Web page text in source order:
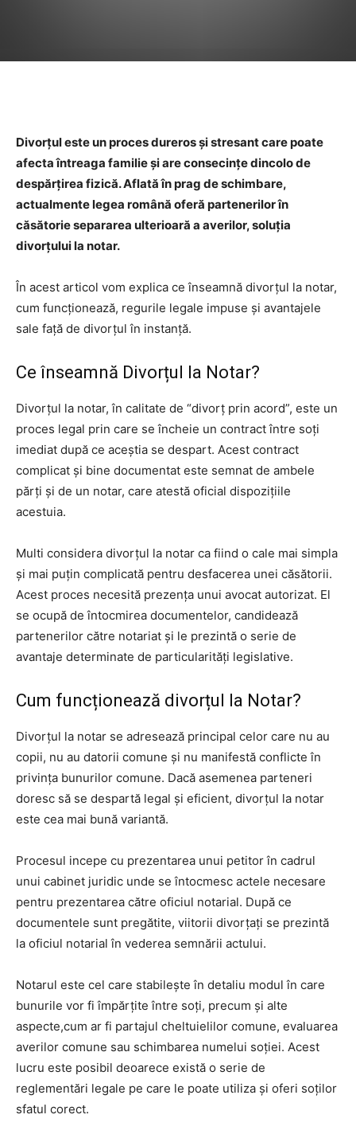
Divorțul este un proces dureros și stresant care poate
afecta întreaga familie și are consecințe dincolo de
despărțirea fizică. Aflată în prag de schimbare,
actualmente legea română oferă partenerilor în
căsătorie separarea ulterioară a averilor, soluția
divorțului la notar.
În acest articol vom explica ce înseamnă divorțul la notar,
cum funcționează, regurile legale impuse și avantajele
sale față de divorțul în instanță.
Ce înseamnă Divorțul la Notar?
Divorțul la notar, în calitate de “divorț prin acord”, este un
proces legal prin care se încheie un contract între soți
imediat după ce aceștia se despart. Acest contract
complicat și bine documentat este semnat de ambele
părți și de un notar, care atestă oficial dispozițiile
acestuia.
Multi considera divorțul la notar ca fiind o cale mai simpla
și mai puțin complicată pentru desfacerea unei căsătorii.
Acest proces necesită prezența unui avocat autorizat. El
se ocupă de întocmirea documentelor, candidează
partenerilor către notariat și le prezintă o serie de
avantaje determinate de particularități legislative.
Cum funcționează divorțul la Notar?
Divorțul la notar se adresează principal celor care nu au
copii, nu au datorii comune și nu manifestă conflicte în
privința bunurilor comune. Dacă asemenea parteneri
doresc să se despartă legal și eficient, divorțul la notar
este cea mai bună variantă.
Procesul incepe cu prezentarea unui petitor în cadrul
unui cabinet juridic unde se întocmesc actele necesare
pentru prezentarea către oficiul notarial. După ce
documentele sunt pregătite, viitorii divorțați se prezintă
la oficiul notarial în vederea semnării actului.
Notarul este cel care stabilește în detaliu modul în care
bunurile vor fi împărțite între soți, precum și alte
aspecte,cum ar fi partajul cheltuielilor comune, evaluarea
averilor comune sau schimbarea numelui soției. Acest
lucru este posibil deoarece există o serie de
reglementări legale pe care le poate utiliza și oferi soților
sfatul corect.